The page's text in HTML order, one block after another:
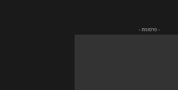
- פרסומת -